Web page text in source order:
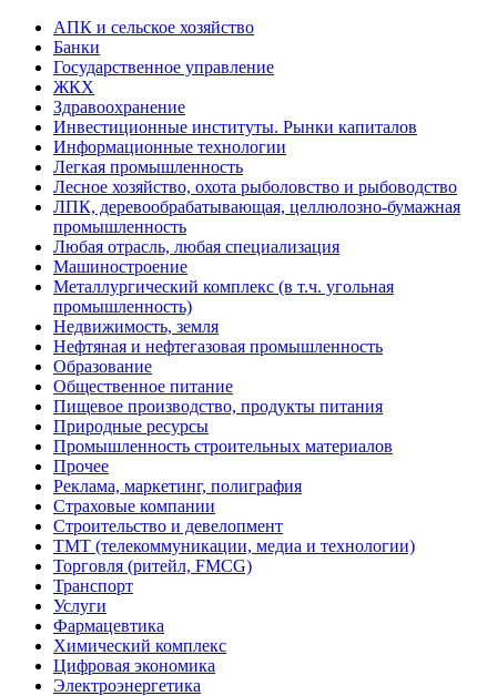
АПК и сельское хозяйство
Банки
Государственное управление
ЖКХ
Здравоохранение
Инвестиционные институты. Рынки капиталов
Информационные технологии
Легкая промышленность
Лесное хозяйство, охота рыболовство и рыбоводство
ЛПК, деревообрабатывающая, целлюлозно-бумажная
промышленность
Любая отрасль, любая специализация
Машиностроение
Металлургический комплекс (в т.ч. угольная
промышленность)
Недвижимость, земля
Нефтяная и нефтегазовая промышленность
Образование
Общественное питание
Пищевое производство, продукты питания
Природные ресурсы
Промышленность строительных материалов
Прочее
Реклама, маркетинг, полиграфия
Страховые компании
Строительство и девелопмент
ТМТ (телекоммуникации, медиа и технологии)
Торговля (ритейл, FMCG)
Транспорт
Услуги
Фармацевтика
Химический комплекс
Цифровая экономика
Электроэнергетика